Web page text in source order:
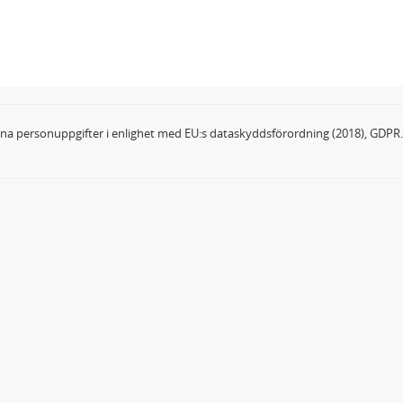
personuppgifter i enlighet med EU:s dataskyddsförordning (2018), GDPR.